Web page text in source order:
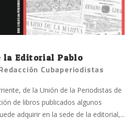
la Editorial Pablo
Cubaperiodistas
de la Unión de la Periodistas de
de libros publicados algunos
adquirir en la sede de la editorial,...